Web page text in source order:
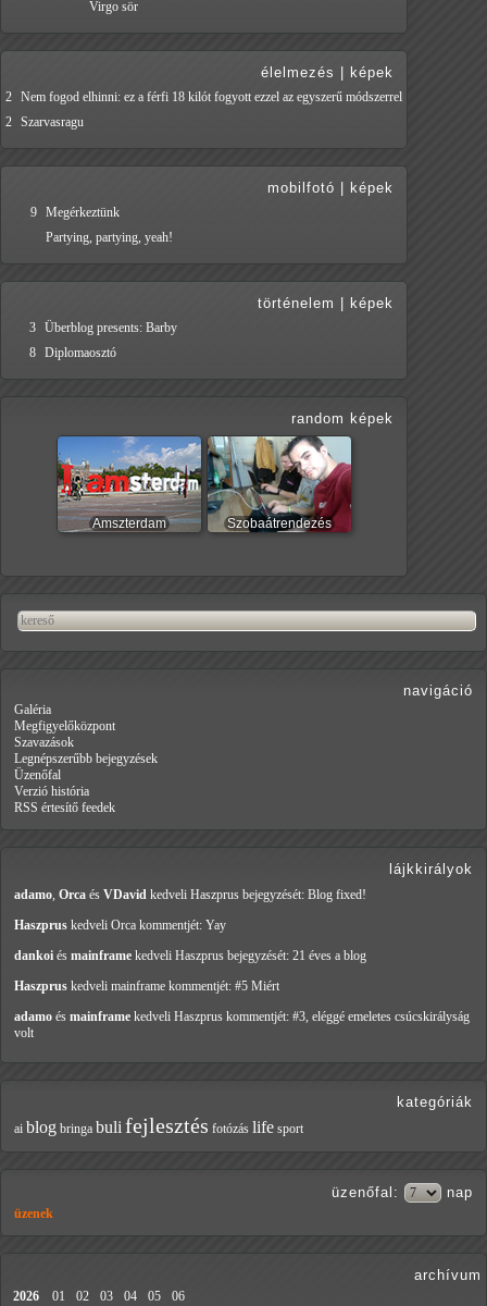
Virgo sör
élelmezés képek
2 Nem fogod elhinni: ez a férfi 18 kilót fogyott ezzel az egyszerű módszerrel
2 Szarvasragu
mobilfotó képek
9 Megérkeztünk
Partying, partying, yeah!
történelem képek
3 Überblog presents: Barby
8 Diplomaosztó
random képek
Amszterdam Szobaátrendezés
navigáció
Galéria
Megfigyelőközpont
Szavazások
Legnépszerűbb bejegyzések
Üzenőfal
Verzió história
RSS értesítő feedek
lájkkirályok
adamo, Orca és VDavid kedveli Haszprus bejegyzését: Blog fixed!
Haszprus kedveli Orca kommentjét: Yay
dankoi és mainframe kedveli Haszprus bejegyzését: 21 éves a blog
Haszprus kedveli mainframe kommentjét: #5 Miért
adamo és mainframe kedveli Haszprus kommentjét: #3, eléggé emeletes csúcskirályság
volt
kategóriák
ai blog bringa buli fejlesztés fotózás life sport
üzenőfal : nap
üzenek
archívum
2026 01 02 03 04 05
06